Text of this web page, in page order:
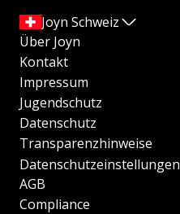
Joyn Schweiz
Über Joyn
Kontakt
Impressum
Jugendschutz
Datenschutz
Transparenzhinweise
Datenschutzeinstellungen
AGB
Compliance